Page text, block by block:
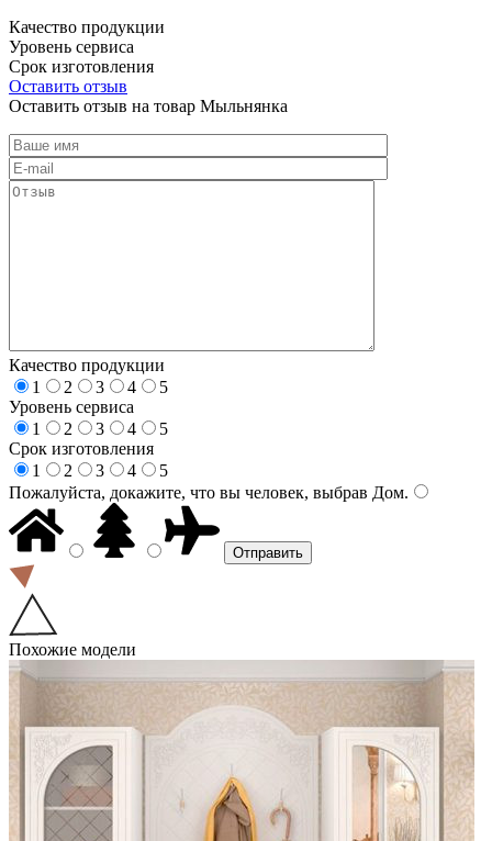
Качество продукции
Уровень сервиса
Срок изготовления
Оставить отзыв
Оставить отзыв на товар Мыльнянка
Качество продукции
1
2 3 4
5
Уровень сервиса
1
2 3 4
5
Срок изготовления
1
2 3 4
5
Пожалуйста, докажите, что вы человек, выбрав Дом.
Похожие модели